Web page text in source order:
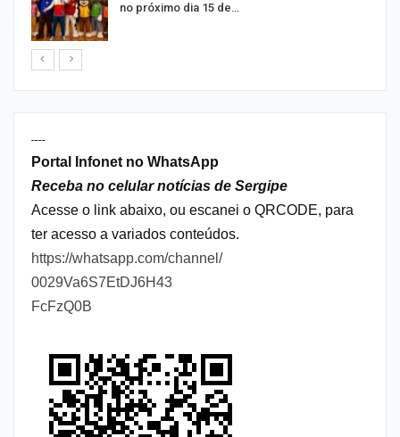
no próximo dia 15 de…
----
Portal Infonet no WhatsApp
Receba no celular notícias de Sergipe
Acesse o link abaixo, ou escanei o QRCODE, para
ter acesso a variados conteúdos.
https://whatsapp.com/channel/
0029Va6S7EtDJ6H43
FcFzQ0B